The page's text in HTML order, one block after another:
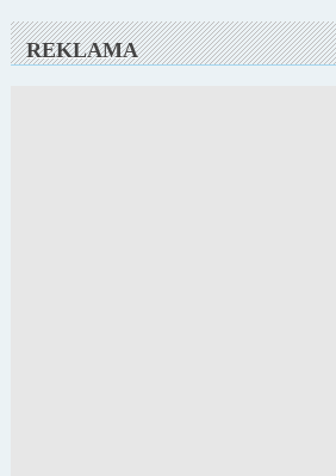
REKLAMA